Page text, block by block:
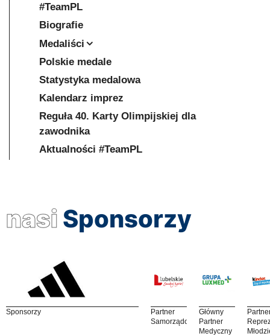
#TeamPL
Biografie
Medaliści
Polskie medale
Statystyka medalowa
Kalendarz imprez
Reguła 40. Karty Olimpijskiej dla
zawodnika
Aktualności #TeamPL
nasi Sponsorzy
Sponsorzy
Partner
Samorządowy
Główny
Partner
Medyczny